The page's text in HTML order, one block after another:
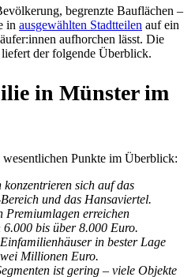
begrenzte Bauflächen –
in ausgewählten Stadtteilen auf ein
aufhorchen lässt. Die
der folgende Überblick.
in Münster im
Punkte im Überblick:
konzentrieren sich auf das
Bereich und das Hansaviertel.
Premiumlagen erreichen
bis über 8.000 Euro.
in bester Lage
Millionen Euro.
ist gering – viele Objekte